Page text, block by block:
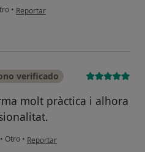
• en opinión del usuario B.S
Reportar
verificado
molt pràctica i alhora
• Otro • en opinión del usuario R.S.
Reportar